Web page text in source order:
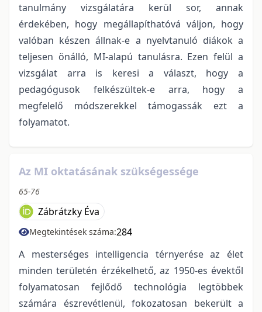
tanulmány vizsgálatára kerül sor, annak
érdekében, hogy megállapíthatóvá váljon, hogy
valóban készen állnak-e a nyelvtanuló diákok a
teljesen önálló, MI-alapú tanulásra. Ezen felül a
vizsgálat arra is keresi a választ, hogy a
pedagógusok felkészültek-e arra, hogy a
megfelelő módszerekkel támogassák ezt a
folyamatot.
Az MI oktatásának szükségessége
65-76
Zábrátzky Éva
Megtekintések száma:284
A mesterséges intelligencia térnyerése az élet
minden területén érzékelhető, az 1950-es évektől
folyamatosan fejlődő technológia legtöbbek
számára észrevétlenül, fokozatosan bekerült a